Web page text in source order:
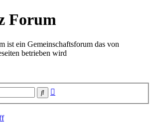
Forum
ist ein Gemeinschaftsforum das von
betrieben wird
Suche